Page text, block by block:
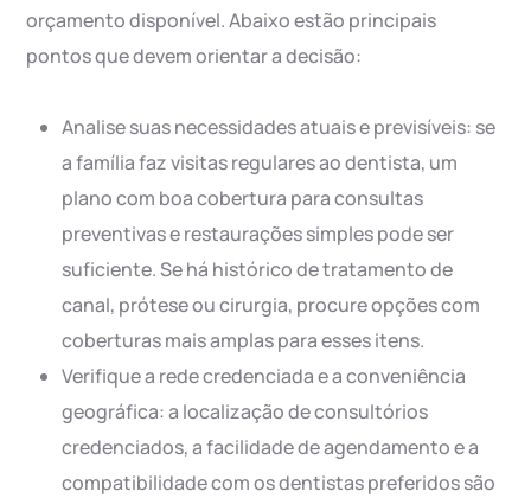
orçamento disponível. Abaixo estão principais
pontos que devem orientar a decisão:
Analise suas necessidades atuais e previsíveis: se
a família faz visitas regulares ao dentista, um
plano com boa cobertura para consultas
preventivas e restaurações simples pode ser
suficiente. Se há histórico de tratamento de
canal, prótese ou cirurgia, procure opções com
coberturas mais amplas para esses itens.
Verifique a rede credenciada e a conveniência
geográfica: a localização de consultórios
credenciados, a facilidade de agendamento e a
compatibilidade com os dentistas preferidos são